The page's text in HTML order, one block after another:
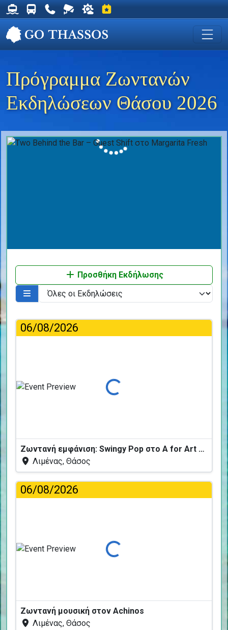
Δρομολόγια Φέρυ για Θάσο
Δρομολόγια Λεωφορείων Θάσου
Χρήσιμα Τηλέφωνα
Ζωντανή Κάμερα στη Χρυσή Ακτή
Ο καιρός στη Θάσο
Εκδηλώσεις στη Θάσο
Πρόγραμμα Ζωντανών
Εκδηλώσεων Θάσου 2026
Προσθήκη Εκδήλωσης
06/08/2026
Φόρτωση...
Ζωντανή εμφάνιση: Swingy Pop στο A for Art Design Hotel
Λιμένας, Θάσος
06/08/2026
Φόρτωση...
Ζωντανή μουσική στον Achinos
Λιμένας, Θάσος